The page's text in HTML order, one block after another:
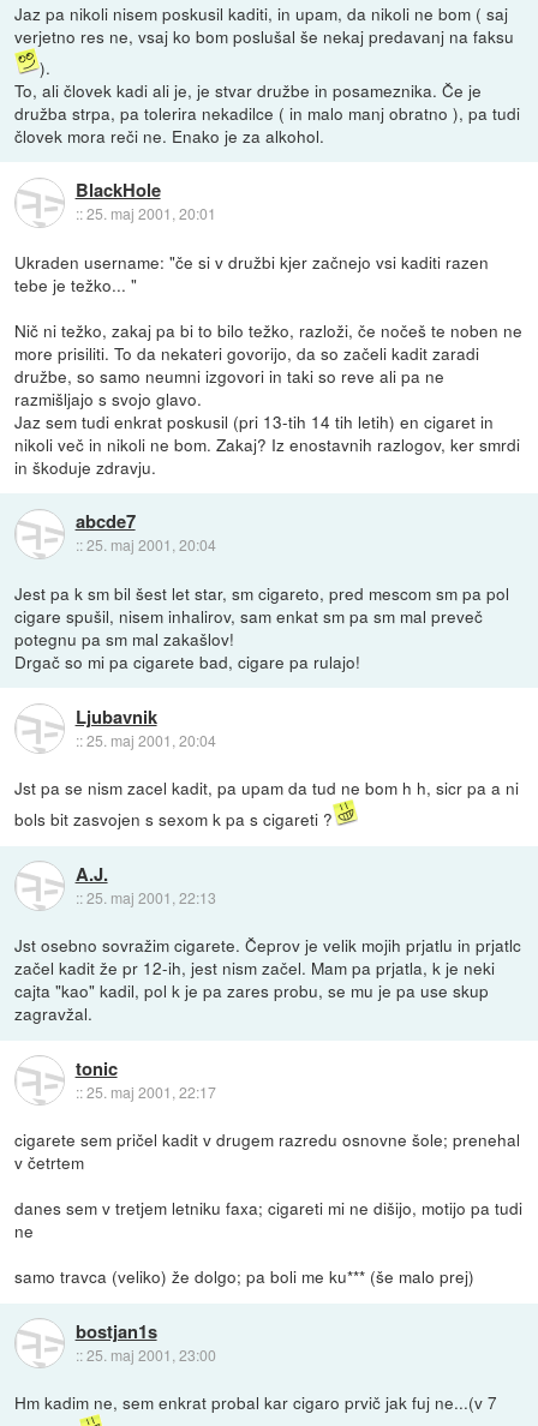
Jaz pa nikoli nisem poskusil kaditi, in upam, da nikoli ne bom ( saj
verjetno res ne, vsaj ko bom poslušal še nekaj predavanj na faksu
).
To, ali človek kadi ali je, je stvar družbe in posameznika. Če je
družba strpa, pa tolerira nekadilce ( in malo manj obratno ), pa tudi
človek mora reči ne. Enako je za alkohol.
BlackHole
::25. maj 2001, 20:01
Ukraden username: "če si v družbi kjer začnejo vsi kaditi razen
tebe je težko... "
Nič ni težko, zakaj pa bi to bilo težko, razloži, če nočeš te noben ne
more prisiliti. To da nekateri govorijo, da so začeli kadit zaradi
družbe, so samo neumni izgovori in taki so reve ali pa ne
razmišljajo s svojo glavo.
Jaz sem tudi enkrat poskusil (pri 13-tih 14 tih letih) en cigaret in
nikoli več in nikoli ne bom. Zakaj? Iz enostavnih razlogov, ker smrdi
in škoduje zdravju.
abcde7
::25. maj 2001, 20:04
Jest pa k sm bil šest let star, sm cigareto, pred mescom sm pa pol
cigare spušil, nisem inhalirov, sam enkat sm pa sm mal preveč
potegnu pa sm mal zakašlov!
Drgač so mi pa cigarete bad, cigare pa rulajo!
Ljubavnik
::25. maj 2001, 20:04
Jst pa se nism zacel kadit, pa upam da tud ne bom h h, sicr pa a ni
bols bit zasvojen s sexom k pa s cigareti ?
A.J.
::25. maj 2001, 22:13
Jst osebno sovražim cigarete. Čeprov je velik mojih prjatlu in prjatlc
začel kadit že pr 12-ih, jest nism začel. Mam pa prjatla, k je neki
cajta "kao" kadil, pol k je pa zares probu, se mu je pa use skup
zagravžal.
tonic
::25. maj 2001, 22:17
cigarete sem pričel kadit v drugem razredu osnovne šole; prenehal
v četrtem
danes sem v tretjem letniku faxa; cigareti mi ne dišijo, motijo pa tudi
ne
samo travca (veliko) že dolgo; pa boli me ku*** (še malo prej)
bostjan1s
::25. maj 2001, 23:00
Hm kadim ne, sem enkrat probal kar cigaro prvič jak fuj ne...(v 7